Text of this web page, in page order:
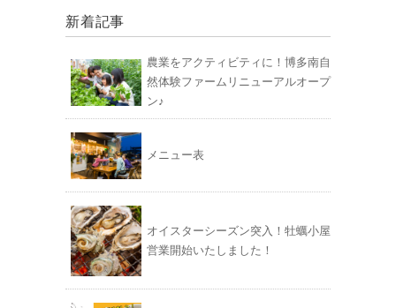
新着記事
農業をアクティビティに！博多南自
然体験ファームリニューアルオープ
ン♪
メニュー表
オイスターシーズン突入！牡蠣小屋
営業開始いたしました！